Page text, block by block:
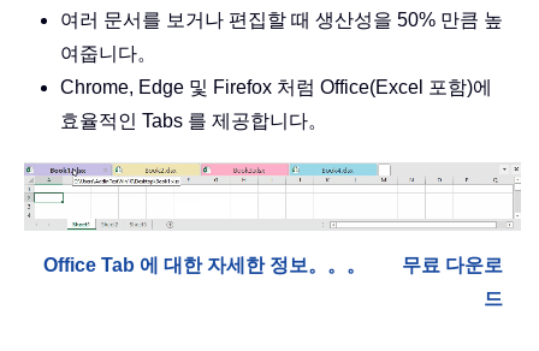
여러 문서를 보거나 편집할 때 생산성을 50% 만큼 높
여줍니다。
Chrome, Edge 및 Firefox 처럼 Office(Excel 포함)에
효율적인 Tabs 를 제공합니다。
Office Tab 에 대한 자세한 정보。。。
무료 다운로
드